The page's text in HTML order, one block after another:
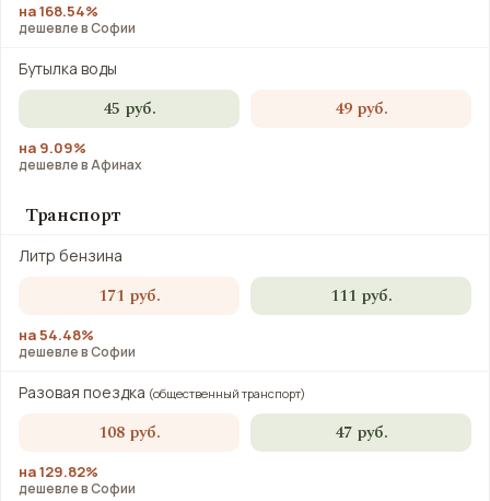
на 168.54%
дешевле в Софии
Бутылка воды
45 руб. 49 руб.
на 9.09%
дешевле в Афинах
Транспорт
Литр бензина
171 руб. 111 руб.
на 54.48%
дешевле в Софии
Разовая поездка (общественный транспорт)
108 руб. 47 руб.
на 129.82%
дешевле в Софии